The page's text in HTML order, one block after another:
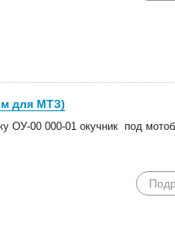
для МТЗ)
ОУ-00 000-01 окучник под